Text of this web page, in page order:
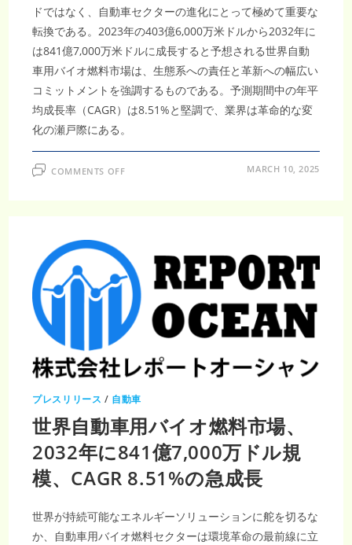
ドではなく、自動車セクターの進化にとって極めて重要な
転換である。2023年の403億6,000万米ドルから2032年に
は841億7,000万米ドルに成長すると予想される世界自動
車用バイオ燃料市場は、生態系への責任と革新への幅広い
コミットメントを強調するものである。予測期間中の年平
均成長率（CAGR）は8.51%と堅調で、業界は革命的な変
化の瀬戸際にある。
COMMENTS OFFON
オ
燃
料
市
場
は
2032
年
に
841.7
億
米
ド
に
成
長、
CAGR
は
8.51％
で
に
拡
大
MARCH 10, 2025
プレスリリース / 自動車
世界自動車用バイオ燃料市場、
2032年に841億7,000万ドル規
模、CAGR 8.51%の急成長
世界が持続可能なエネルギーソリューションに舵を切るな
か、自動車用バイオ燃料セクターは環境革命の最前線に立